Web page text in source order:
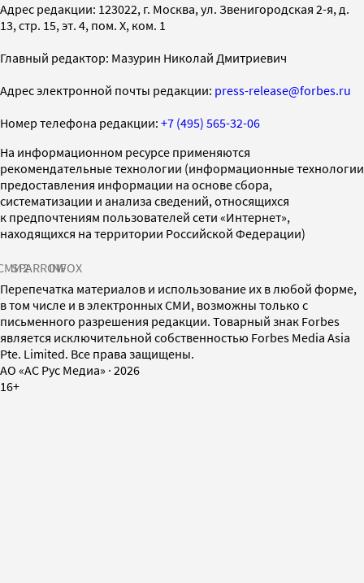
Адрес редакции: 123022, г. Москва, ул. Звенигородская 2-я, д.
13, стр. 15, эт. 4, пом. X, ком. 1
Главный редактор: Мазурин Николай Дмитриевич
Адрес электронной почты редакции: press-release@forbes.ru
Номер телефона редакции: +7 (495) 565-32-06
На информационном ресурсе применяются
рекомендательные технологии (информационные технологии
предоставления информации на основе сбора,
систематизации и анализа сведений, относящихся
к предпочтениям пользователей сети «Интернет»,
находящихся на территории Российской Федерации)
SPARROWINFOX
Перепечатка материалов и использование их в любой форме,
в том числе и в электронных СМИ, возможны только с
письменного разрешения редакции. Товарный знак Forbes
является исключительной собственностью Forbes Media Asia
Pte. Limited. Все права защищены.
AO «АС Рус Медиа» · 2026
16+